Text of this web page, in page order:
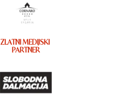
ZLATNI MEDIJSKI
PARTNER